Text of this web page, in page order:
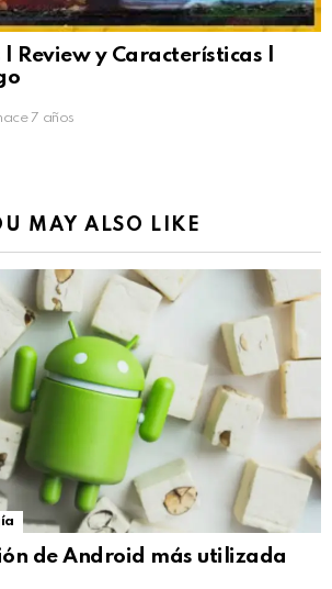
Review y Características |
7 años
MAY ALSO LIKE
de Android más utilizada